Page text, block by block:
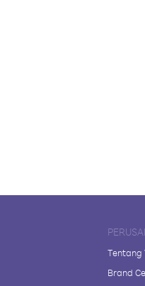
Tentang
Brand